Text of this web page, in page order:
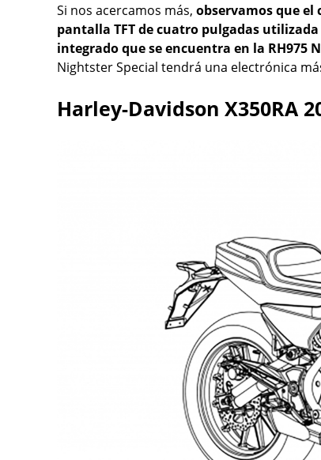
Si nos acercamos más, observamos que
pantalla TFT de cuatro pulgadas
integrado que se encuentra en la RH975
Nightster Special tendrá una electrónica
Harley-Davidson X350RA